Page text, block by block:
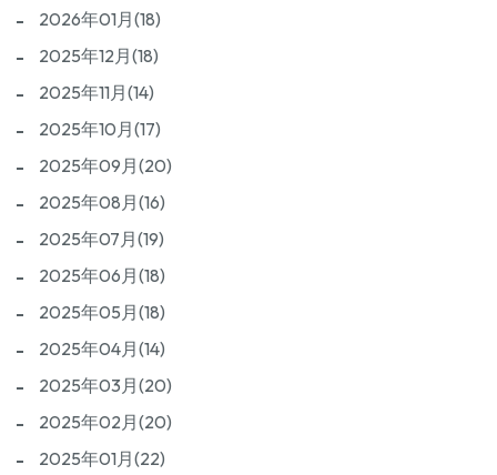
2026年01月(18)
2025年12月(18)
2025年11月(14)
2025年10月(17)
2025年09月(20)
2025年08月(16)
2025年07月(19)
2025年06月(18)
2025年05月(18)
2025年04月(14)
2025年03月(20)
2025年02月(20)
2025年01月(22)